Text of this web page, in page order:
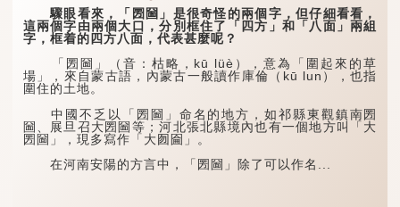
驟眼看來，「圐圙」是很奇怪的兩個字，但仔細看看，
這兩個字由兩個大口，分別框住了「四方」和「八面」兩組
字，框着的四方八面，代表甚麼呢？
「圐圙」（音：枯略，kū lüè），意為「圍起來的草
場」，來自蒙古語，內蒙古一般讀作庫倫（kū lun），也指
圍住的土地。
中國不乏以「圐圙」命名的地方，如祁縣東觀鎮南圐
圙、展旦召大圐圙等；河北張北縣境內也有一個地方叫「大
圐圙」，現多寫作「大囫圇」。
在河南安陽的方言中，「圐圙」除了可以作名...